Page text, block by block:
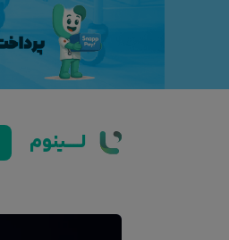
لــــینوم